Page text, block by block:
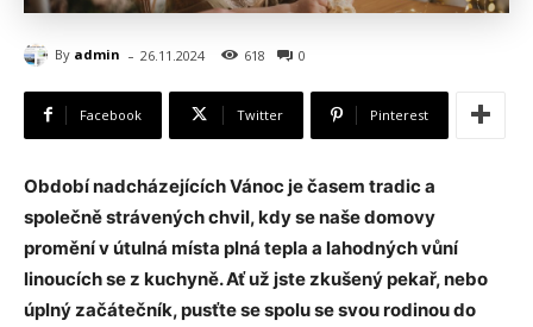
By admin - 26.11.2024 618 0
Facebook Twitter Pinterest
Období nadcházejících Vánoc je časem tradic a
společně strávených chvil, kdy se naše domovy
promění v útulná místa plná tepla a lahodných vůní
linoucích se z kuchyně.Ať už jste zkušený pekař, nebo
úplný začátečník, pusťte se spolu se svou rodinou do